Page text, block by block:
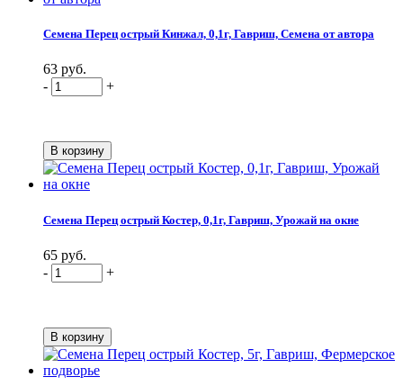
Семена Перец острый Кинжал, 0,1г, Гавриш, Семена от автора
63 руб.
-
+
Семена Перец острый Костер, 0,1г, Гавриш, Урожай на окне
65 руб.
-
+